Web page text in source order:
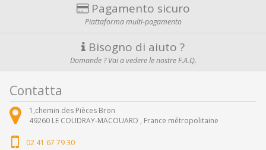
Pagamento sicuro
Piattaforma multi-pagamento
Bisogno di aiuto ?
Domande ? Vai a vedere le nostre F.A.Q.
Contatta
1,chemin des Pièces Bron
49260 LE COUDRAY-MACOUARD , France métropolitaine
02 41 67 79 30